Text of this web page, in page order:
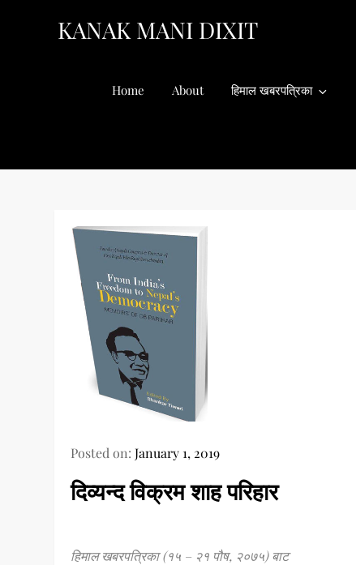
KANAK MANI DIXIT
Home About हिमाल खबरपत्रिका
Posted on:January 1, 2019
दिव्यन्द विक्रम शाह परिहार
हिमाल खबरपत्रिका (१५ – २१ पौष, २०७५) बाट